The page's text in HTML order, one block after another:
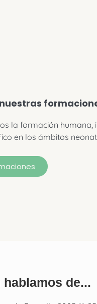
la formación humana,
en los ámbitos
hablamos de...